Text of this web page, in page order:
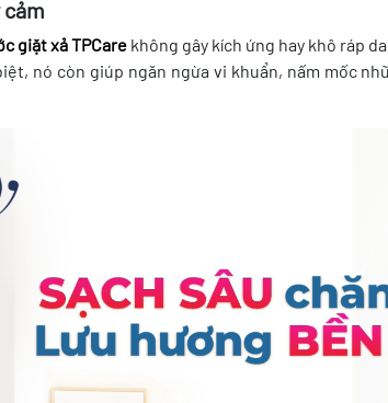
cảm
giặt xả TPCare không gây kích ứng hay khô ráp
nó còn giúp ngăn ngừa vi khuẩn, nấm mốc